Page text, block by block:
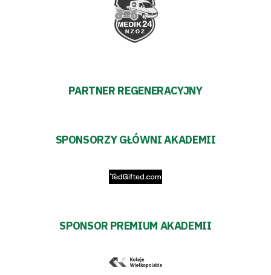
PARTNER REGENERACYJNY
SPONSORZY GŁÓWNI AKADEMII
SPONSOR PREMIUM AKADEMII